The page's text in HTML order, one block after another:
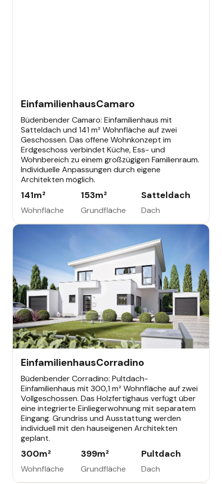
EinfamilienhausCamaro
Büdenbender Camaro: Einfamilienhaus mit
Satteldach und 141 m² Wohnfläche auf zwei
Geschossen. Das offene Wohnkonzept im
Erdgeschoss verbindet Küche, Ess- und
Wohnbereich zu einem großzügigen Familienraum.
Individuelle Anpassungen durch eigene
Architekten möglich.
141m²
Wohnfläche
153m²
Grundfläche
Satteldach
Dach
EinfamilienhausCorradino
Büdenbender Corradino: Pultdach-
Einfamilienhaus mit 300,1 m² Wohnfläche auf zwei
Vollgeschossen. Das Holzfertighaus verfügt über
eine integrierte Einliegerwohnung mit separatem
Eingang. Grundriss und Ausstattung werden
individuell mit den hauseigenen Architekten
geplant.
300m²
Wohnfläche
399m²
Grundfläche
Pultdach
Dach